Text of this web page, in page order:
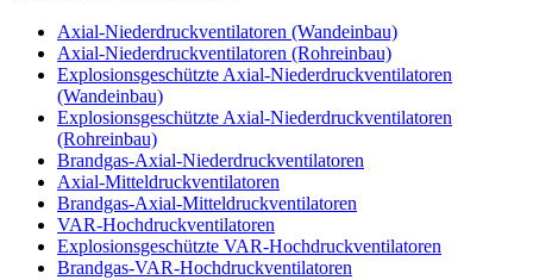
Axial-Niederdruckventilatoren (Wandeinbau)
Axial-Niederdruckventilatoren (Rohreinbau)
Explosionsgeschützte Axial-Niederdruckventilatoren
(Wandeinbau)
Explosionsgeschützte Axial-Niederdruckventilatoren
(Rohreinbau)
Brandgas-Axial-Niederdruckventilatoren
Axial-Mitteldruckventilatoren
Brandgas-Axial-Mitteldruckventilatoren
VAR-Hochdruckventilatoren
Explosionsgeschützte VAR-Hochdruckventilatoren
Brandgas-VAR-Hochdruckventilatoren